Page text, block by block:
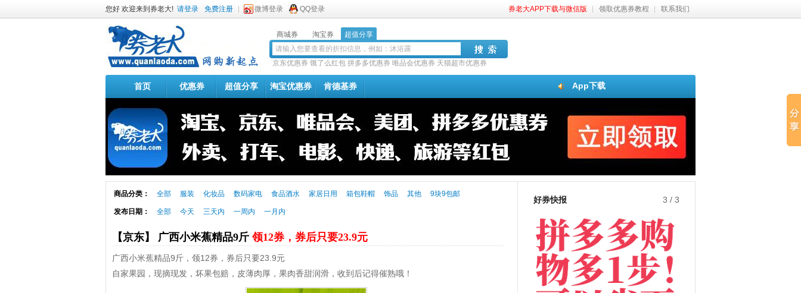
您好 欢迎来到券老大! 请登录 免费注册 微博登录 QQ登录 券老大APP下载与微信版 领取优惠券教程 联系我们
商城券 淘宝券 超值分享
京东优惠券 饿了么红包 拼多多优惠券 唯品会优惠券 天猫超市优惠券
App下载
首页 优惠券 超值分享 淘宝优惠券 肯德基券
商品分类： 全部 服装 化妆品 数码家电 食品酒水 家居日用 箱包鞋帽 饰品 其他 9块9包邮
发布日期： 全部 今天 三天内 一周内 一月内
【京东】 广西小米蕉精品9斤领12券，券后只要23.9元
广西小米蕉精品9斤，领12券，券后只要23.9元
自家果园，现摘现发，坏果包赔，皮薄肉厚，果肉香甜润滑，收到后记得催熟哦！
好券快报 3 / 3